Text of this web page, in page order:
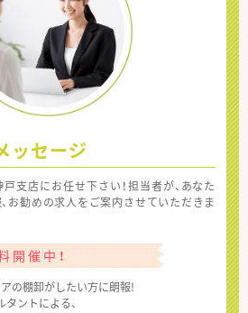
ッセージ
支店にお任せ下さい！担当者が、あなた
お勧めの求人をご案内させていただきま
開催中！
の棚卸がしたい方に朗報!
ントによる、